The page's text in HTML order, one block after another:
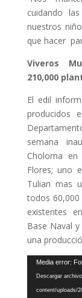
cuidando
nuestros
que hacer
Viveros
210,000
El edil
producidos
semana
Choloma
Flores; uno
Tulian mas
todos
existentes
Base Naval
una
Reproductor
vídeo
Media error:
Descargar
content/uploads/